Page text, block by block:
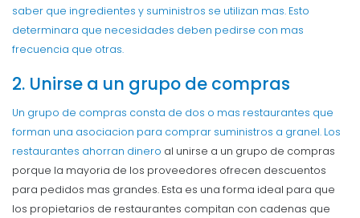
saber que ingredientes y suministros se utilizan mas. Esto
determinara que necesidades deben pedirse con mas
frecuencia que otras.
2. Unirse a un grupo de compras
Un grupo de compras consta de dos o mas restaurantes que
forman una asociacion para comprar suministros a granel. Los
restaurantes ahorran dinero al unirse a un grupo de compras
porque la mayoria de los proveedores ofrecen descuentos
para pedidos mas grandes. Esta es una forma ideal para que
los propietarios de restaurantes compitan con cadenas que